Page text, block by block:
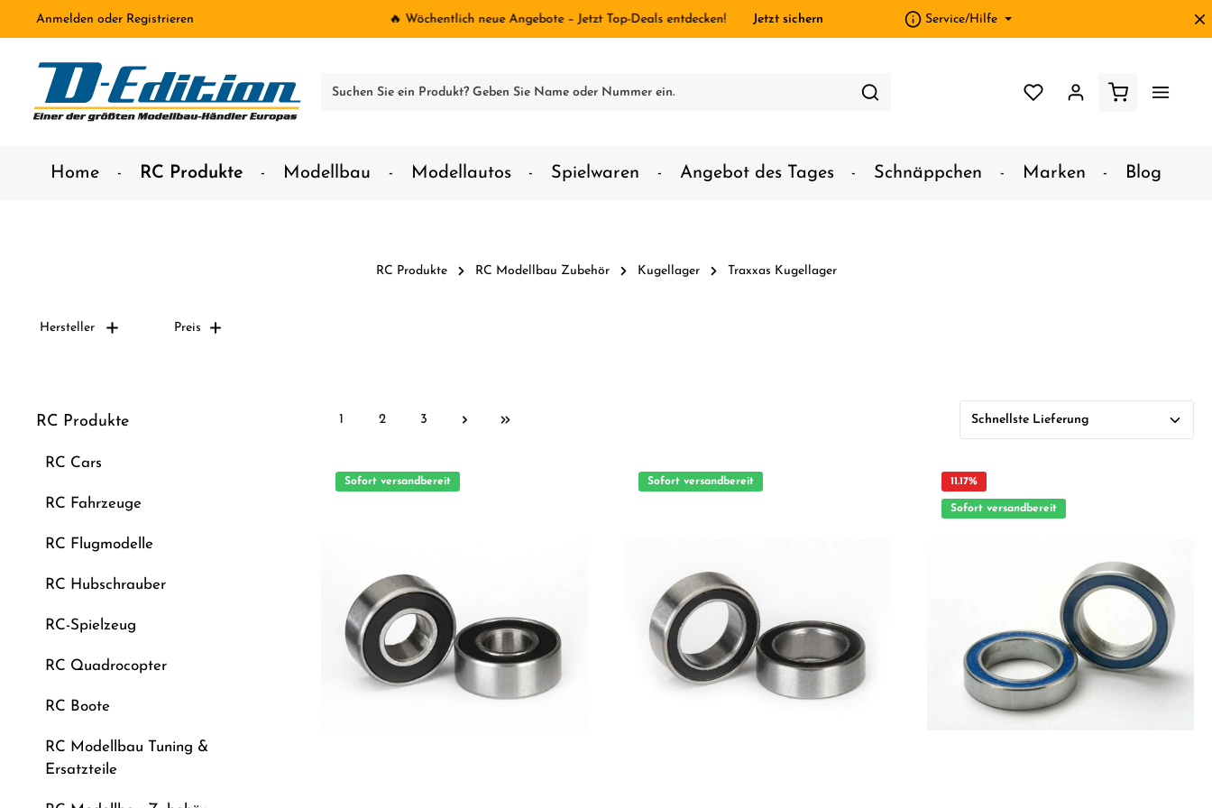
springen
Anmelden oder Registrieren 🔥 Wöchentlich neue Angebote – Jetzt Top-Deals entdecken! Jetzt sichern Service/Hilfe
Home RC Produkte Modellbau Modellautos Spielwaren Angebot des Tages Schnäppchen Marken Blog
RC Produkte RC Modellbau Zubehör Kugellager Traxxas Kugellager
Hersteller Preis
RC Produkte
RC Cars
RC Fahrzeuge
RC Flugmodelle
RC Hubschrauber
RC-Spielzeug
RC Quadrocopter
RC Boote
RC Modellbau Tuning &
Ersatzteile
1 2 3
Sofort versandbereit Sofort versandbereit 11.17%
Sofort versandbereit